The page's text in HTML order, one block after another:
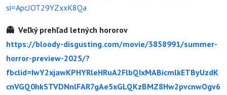
si=ApcJOT29YZxxK8Qa
👻 Veľký prehľad letných hororov
https://bloody-disgusting.com/movie/3858991/summer-
horror-preview-2025/?
fbclid=IwY2xjawKPHYRleHRuA2FlbQIxMABicmlkETByUzdK
cnVGQ0hkSTVDNnlFAR7gAe5xGLQKzBMZ8Hw2pvcnwOgv6